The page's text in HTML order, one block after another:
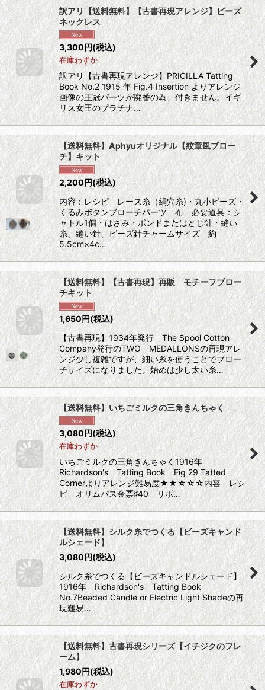
訳アリ【送料無料】【古書再現アレンジ】ビーズ
ネックレス
3,300円(税込)
在庫わずか
訳アリ【古書再現アレンジ】PRICILLA Tatting
Book No.2 1915 年 Fig.4 Insertion よりアレンジ
画像の王冠パーツが廃番の為、付きません。イギ
リス女王のプラチナ…
【送料無料】Aphyuオリジナル【紋章風ブロー
チ】キット
2,200円(税込)
内容：レシピ レース糸（絹穴糸)・丸小ビーズ・
くるみボタンブローチパーツ 布 必要道具：シ
ャトル1個・はさみ・ボンドまたはとじ針・縫い
糸、縫い針、ビーズ針チャームサイズ 約
5.5cm×4c…
【送料無料】【古書再現】再販 モチーフブロー
チキット
1,650円(税込)
【古書再現】1934年発行 The Spool Cotton
Company発行のTWO MEDALLONSの再現アレ
ンジ少し複雑ですが、細い糸を使うことでブロー
チサイズになりました。始めは少し太い糸…
【送料無料】いちごミルクの三角きんちゃく
3,080円(税込)
在庫わずか
いちごミルクの三角きんちゃく1916年
Richardson's Tatting Book Fig 29 Tatted
Cornerよりアレンジ難易度★★☆☆☆内容 レシ
ピ オリムパス金票♯40 リボ…
【送料無料】シルク糸でつくる【ビーズキャンド
ルシェード】
3,080円(税込)
シルク糸でつくる【ビーズキャンドルシェード】
1916年 Richardson's Tatting Book
No.7Beaded Candle or Electric Light Shadeの再
現難易…
【送料無料】古書再現シリーズ【イチジクのフレ
ーム】
1,980円(税込)
在庫わずか